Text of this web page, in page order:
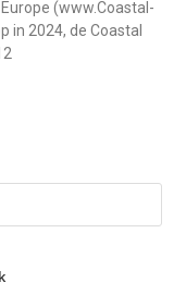
(www.Coastal-
in 2024, de Coastal